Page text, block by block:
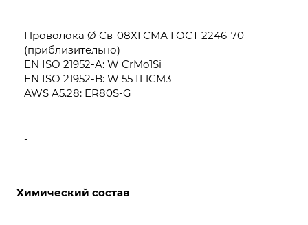
Проволока Ø Св-08ХГСМА ГОСТ 2246-70
(приблизительно)
EN ISO 21952-A: W CrMo1Si
EN ISO 21952-B: W 55 I1 1CM3
AWS A5.28: ER80S-G
-
Химический состав